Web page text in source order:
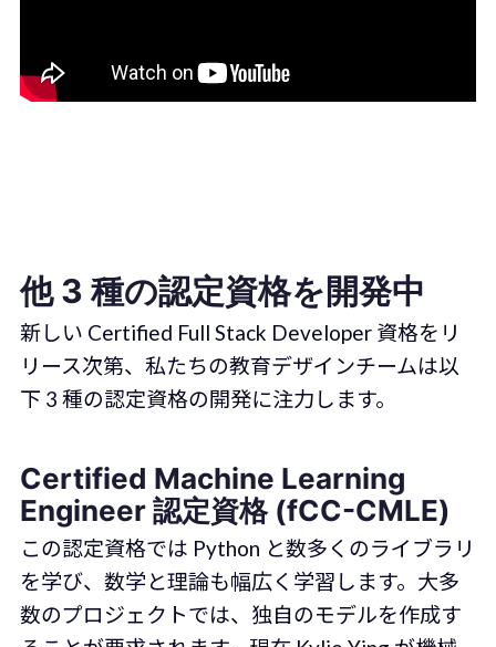
他 3 種の認定資格を開発中
新しい Certified Full Stack Developer 資格をリ
リース次第、私たちの教育デザインチームは以
下 3 種の認定資格の開発に注力します。
Certified Machine Learning
Engineer 認定資格 (fCC-CMLE)
この認定資格では Python と数多くのライブラリ
を学び、数学と理論も幅広く学習します。大多
数のプロジェクトでは、独自のモデルを作成す